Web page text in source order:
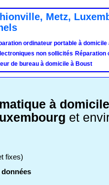
Metz,
ordinateur portable à
non sollicités Réparation
de bureau à domicile à Boust
à domicile
et
fixes)